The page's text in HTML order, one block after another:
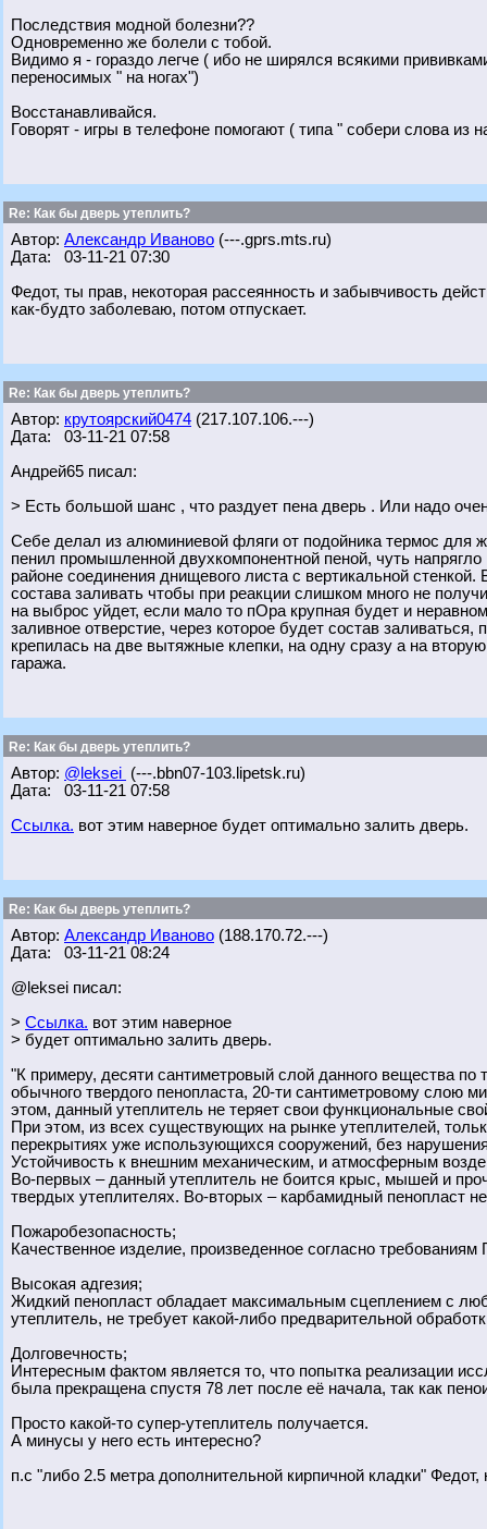
Последствия модной болезни??
Одновременно же болели с тобой.
Видимо я - гораздо легче ( ибо не ширялся всякими
переносимых " на ногах")
Восстанавливайся.
Говорят - игры в телефоне помогают ( типа " собери слова из
Re: Как бы дверь утеплить?
Автор: Александр Иваново (---.gprs.mts.ru)
Дата: 03-11-21 07:30
Федот, ты прав, некоторая рассеянность и забывчивость
как-будто заболеваю, потом отпускает.
Re: Как бы дверь утеплить?
Автор: крутоярский0474 (217.107.106.---)
Дата: 03-11-21 07:58
Андрей65 писал:
> Есть большой шанс , что раздует пена дверь . Или надо
Себе делал из алюминиевой фляги от подойника термос для
пенил промышленной двухкомпонентной пеной, чуть
районе соединения днищевого листа с вертикальной
состава заливать чтобы при реакции слишком много не
на выброс уйдет, если мало то пОра крупная будет и
заливное отверстие, через которое будет состав
крепилась на две вытяжные клепки, на одну сразу а на
гаража.
Re: Как бы дверь утеплить?
Автор: @leksei (---.bbn07-103.lipetsk.ru)
Дата: 03-11-21 07:58
Ссылка. вот этим наверное будет оптимально залить дверь.
Re: Как бы дверь утеплить?
Автор: Александр Иваново (188.170.72.---)
Дата: 03-11-21 08:24
@leksei писал:
> Ссылка. вот этим наверное
> будет оптимально залить дверь.
"К примеру, десяти сантиметровый слой данного вещества
обычного твердого пенопласта, 20-ти сантиметровому слою
этом, данный утеплитель не теряет свои функциональные
При этом, из всех существующих на рынке утеплителей,
перекрытиях уже использующихся сооружений, без
Устойчивость к внешним механическим, и атмосферным
Во-первых – данный утеплитель не боится крыс, мышей и
твердых утеплителях. Во-вторых – карбамидный пенопласт
Пожаробезопасность;
Качественное изделие, произведенное согласно
Высокая адгезия;
Жидкий пенопласт обладает максимальным сцеплением с
утеплитель, не требует какой-либо предварительной
Долговечность;
Интересным фактом является то, что попытка реализации
была прекращена спустя 78 лет после её начала, так как
Просто какой-то супер-утеплитель получается.
А минусы у него есть интересно?
п.с "либо 2.5 метра дополнительной кирпичной кладки"